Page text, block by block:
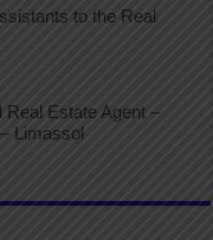
to the Real
Estate Agent –
Limassol